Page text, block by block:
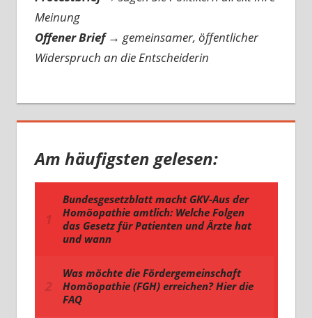
Meinung
Offener Brief → gemeinsamer, öffentlicher
Widerspruch an die Entscheiderin
Am häufigsten gelesen: